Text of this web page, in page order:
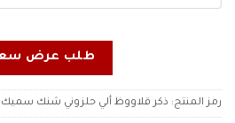
طلب عرض
رمز المنتج: ذكر قلاووظ ألي حلزوني شنك سميك DIN371